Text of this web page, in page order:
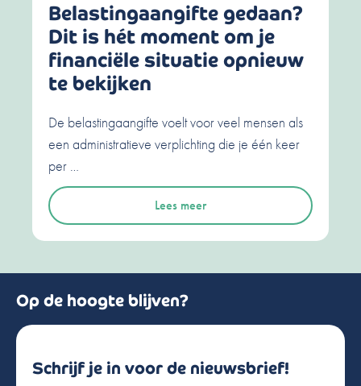
Belastingaangifte gedaan?
Dit is hét moment om je
financiële situatie opnieuw
te bekijken
De belastingaangifte voelt voor veel mensen als
een administratieve verplichting die je één keer
per …
Lees meer
Op de hoogte blijven?
Schrijf je in voor de nieuwsbrief!